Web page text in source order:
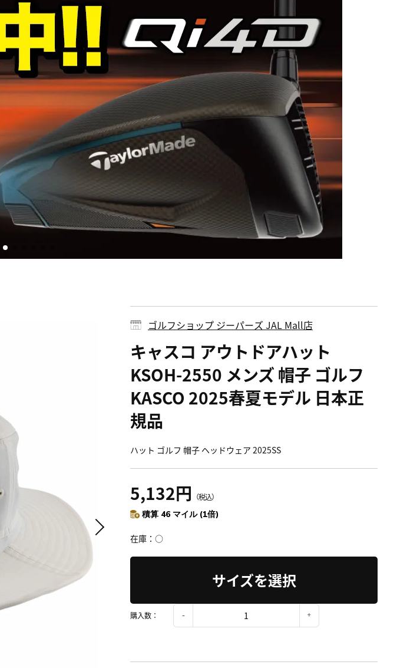
ゴルフショップ ジーパーズ JAL Mall店
キャスコ アウトドアハット
KSOH-2550 メンズ 帽子 ゴルフ
KASCO 2025春夏モデル 日本正
規品
ハット ゴルフ 帽子 ヘッドウェア 2025SS
5,132円 （税込）
積算 46 マイル (1倍)
在庫 ○
サイズを選択
購入数：